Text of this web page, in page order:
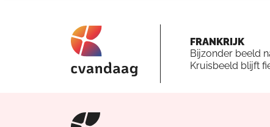
FRANKRIJK
Bijzonder beeld
Kruisbeeld blijft